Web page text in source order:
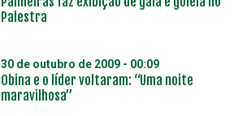
Palestra
30 de outubro de 2009 - 00:09
Obina e o líder voltaram: “Uma noite
maravilhosa”